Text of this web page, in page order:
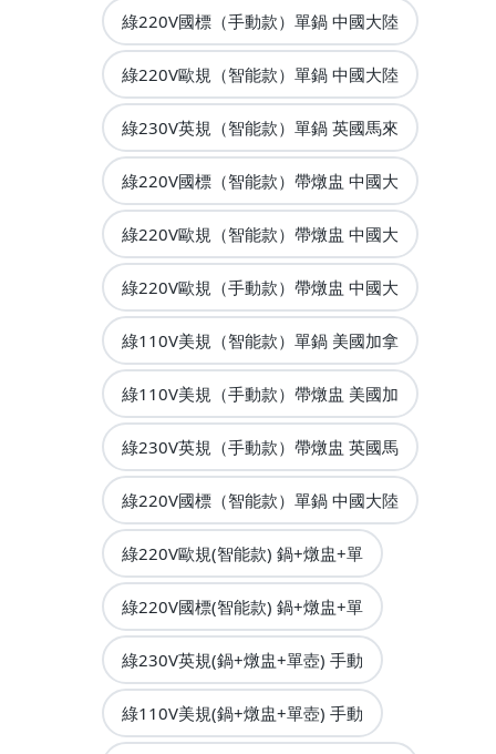
綠220V國標（手動款）單鍋 中國大陸
綠220V歐規（智能款）單鍋 中國大陸
綠230V英規（智能款）單鍋 英國馬來
綠220V國標（智能款）帶燉盅 中國大
綠220V歐規（智能款）帶燉盅 中國大
綠220V歐規（手動款）帶燉盅 中國大
綠110V美規（智能款）單鍋 美國加拿
綠110V美規（手動款）帶燉盅 美國加
綠230V英規（手動款）帶燉盅 英國馬
綠220V國標（智能款）單鍋 中國大陸
綠220V歐規(智能款) 鍋+燉盅+單
綠220V國標(智能款) 鍋+燉盅+單
綠230V英規(鍋+燉盅+單壺) 手動
綠110V美規(鍋+燉盅+單壺) 手動